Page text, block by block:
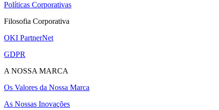
Políticas Corporativas
Filosofia Corporativa
OKI PartnerNet
GDPR
A NOSSA MARCA
Os Valores da Nossa Marca
As Nossas Inovações